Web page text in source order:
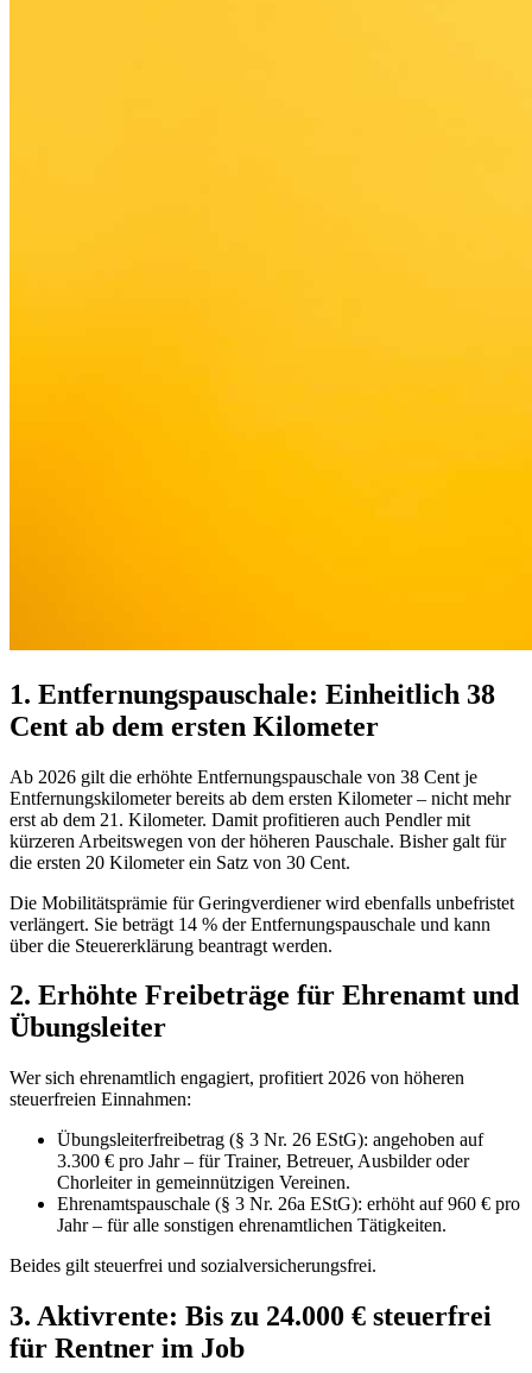
1. Entfernungspauschale: Einheitlich 38
Cent ab dem ersten Kilometer
Ab 2026 gilt die erhöhte Entfernungspauschale von 38 Cent je
Entfernungskilometer bereits ab dem ersten Kilometer – nicht mehr
erst ab dem 21. Kilometer. Damit profitieren auch Pendler mit
kürzeren Arbeitswegen von der höheren Pauschale. Bisher galt für
die ersten 20 Kilometer ein Satz von 30 Cent.
Die Mobilitätsprämie für Geringverdiener wird ebenfalls unbefristet
verlängert. Sie beträgt 14 % der Entfernungspauschale und kann
über die Steuererklärung beantragt werden.
2. Erhöhte Freibeträge für Ehrenamt und
Übungsleiter
Wer sich ehrenamtlich engagiert, profitiert 2026 von höheren
steuerfreien Einnahmen:
Übungsleiterfreibetrag (§ 3 Nr. 26 EStG): angehoben auf
3.300 € pro Jahr – für Trainer, Betreuer, Ausbilder oder
Chorleiter in gemeinnützigen Vereinen.
Ehrenamtspauschale (§ 3 Nr. 26a EStG): erhöht auf 960 € pro
Jahr – für alle sonstigen ehrenamtlichen Tätigkeiten.
Beides gilt steuerfrei und sozialversicherungsfrei.
3. Aktivrente: Bis zu 24.000 € steuerfrei
für Rentner im Job